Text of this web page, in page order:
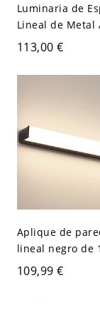
Luminaria de
Lineal de Metal
de Pared
Baño - Negro
40,64 cm
113,00 €
Aplique de
lineal negro de
tocador
metal para
109,99 €